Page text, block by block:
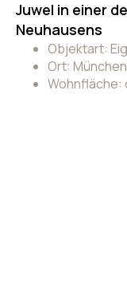
Juwel in einer
Neuhausens
Objektart:
Ort:
Wohnfläche: